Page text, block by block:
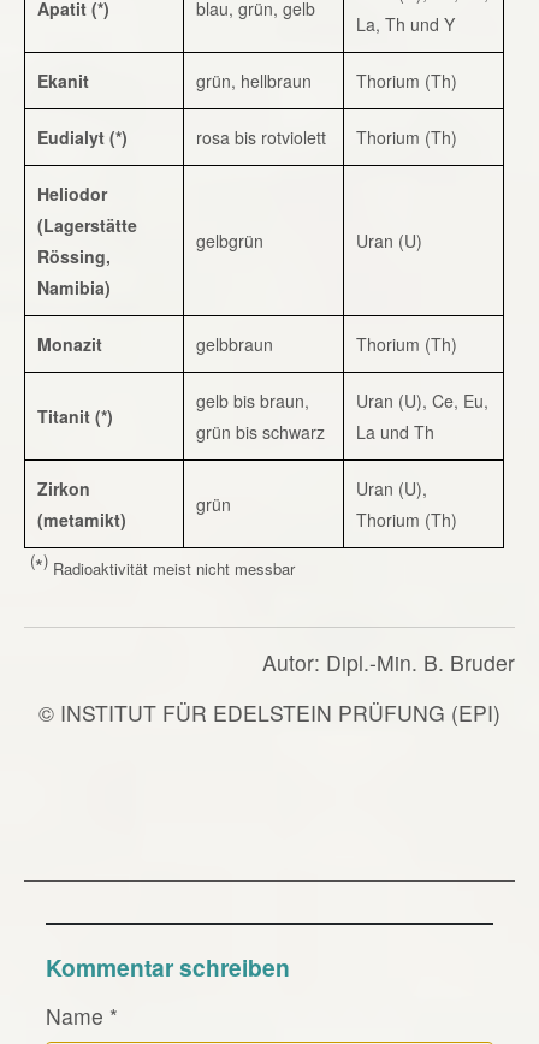
Apatit (*) blau, grün, gelb
La, Th und Y
Ekanit grün, hellbraun Thorium (Th)
Eudialyt (*) rosa bis rotviolett Thorium (Th)
Heliodor
(Lagerstätte
Rössing,
Namibia)
gelbgrün Uran (U)
Monazit gelbbraun Thorium (Th)
Titanit (*)
gelb bis braun,
grün bis schwarz
Uran (U), Ce, Eu,
La und Th
Zirkon
(metamikt)
grün
Uran (U),
Thorium (Th)
(*) Radioaktivität meist nicht messbar
Autor: Dipl.-Min. B. Bruder
© INSTITUT FÜR EDELSTEIN PRÜFUNG (EPI)
Kommentar schreiben
Name *